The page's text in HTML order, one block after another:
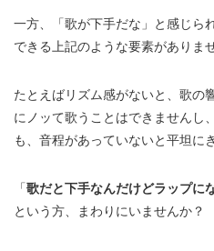
一方、「歌が下手だな」と感じら
できる上記のような要素がありませ
たとえばリズム感がないと、歌の
にノッて歌うことはできませんし
も、音程があっていないと平坦に
「歌だと下手なんだけどラップに
という方、まわりにいませんか？